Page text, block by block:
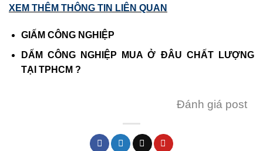
XEM THÊM THÔNG TIN LIÊN QUAN
GIẤM CÔNG NGHIỆP
DẤM CÔNG NGHIỆP MUA Ở ĐÂU CHẤT LƯỢNG
TẠI TPHCM ?
Đánh giá post